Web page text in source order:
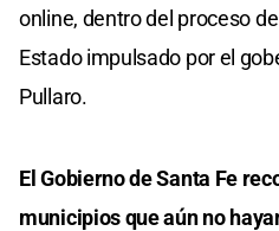
online, dentro del proceso
Estado impulsado por el
Pullaro.
El Gobierno de Santa Fe
municipios que aún no